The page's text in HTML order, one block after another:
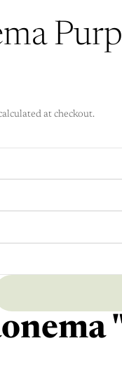
at checkout.